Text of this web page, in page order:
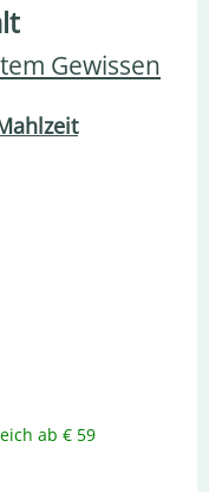
Gewissen
ab € 59